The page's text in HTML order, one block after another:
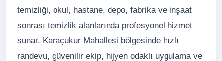
temizliği, okul, hastane, depo, fabrika ve inşaat
sonrası temizlik alanlarında profesyonel hizmet
sunar. Karaçukur Mahallesi bölgesinde hızlı
randevu, güvenilir ekip, hijyen odaklı uygulama ve